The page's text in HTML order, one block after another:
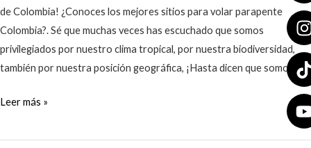
de Colombia! ¿Conoces los mejores sitios para volar parapente
Colombia?. Sé que muchas veces has escuchado que somos
privilegiados por nuestro clima tropical, por nuestra biodiversidad,
también por nuestra posición geográfica, ¡Hasta dicen que somos el
Leer más »